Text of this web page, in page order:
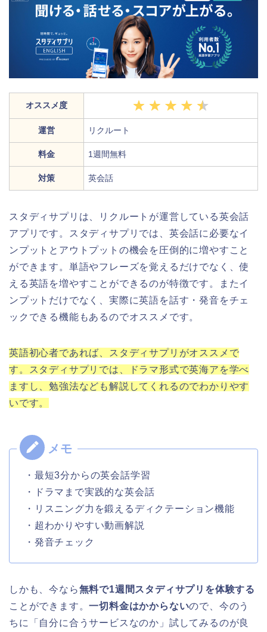
オススメ度
運営 リクルート
料金 1週間無料
対策 英会話
スタディサプリは、リクルートが運営している英会話
アプリです。スタディサプリでは、英会話に必要なイ
ンプットとアウトプットの機会を圧倒的に増やすこと
ができます。単語やフレーズを覚えるだけでなく、使
える英語を増やすことができるのが特徴です。またイ
ンプットだけでなく、実際に英語を話す・発音をチェ
ックできる機能もあるのでオススメです。
英語初心者であれば、スタディサプリがオススメで
す。スタディサプリでは、ドラマ形式で英海アを学べ
ますし、勉強法なども解説してくれるのでわかりやす
いです。
・最短3分からの英会話学習
・ドラマまで実践的な英会話
・リスニング力を鍛えるディクテーション機能
・超わかりやすい動画解説
・発音チェック
しかも、今なら無料で1週間スタディサプリを体験する
ことができます。一切料金はかからないので、今のう
ちに「自分に合うサービスなのか」試してみるのが良